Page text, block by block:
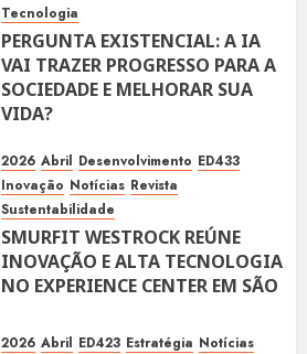
Tecnologia
PERGUNTA EXISTENCIAL: A IA
VAI TRAZER PROGRESSO PARA A
SOCIEDADE E MELHORAR SUA
VIDA?
2026 Abril Desenvolvimento ED433
Inovação Notícias Revista
Sustentabilidade
SMURFIT WESTROCK REÚNE
INOVAÇÃO E ALTA TECNOLOGIA
NO EXPERIENCE CENTER EM SÃO
10 DE ABRIL DE 2026 118
2026 Abril ED423 Estratégia Notícias